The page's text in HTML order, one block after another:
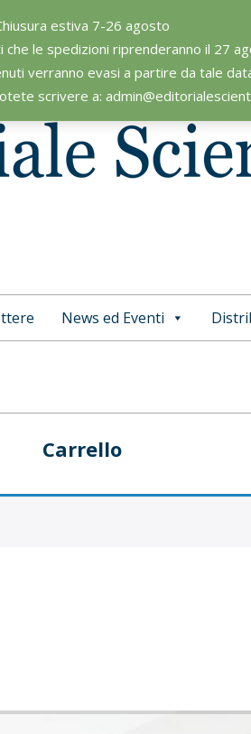
estiva 7-26 agosto
che le spedizioni riprenderanno il 27
verranno evasi a partire da tale
scrivere a:
Primary
News ed Eventi
Carrello